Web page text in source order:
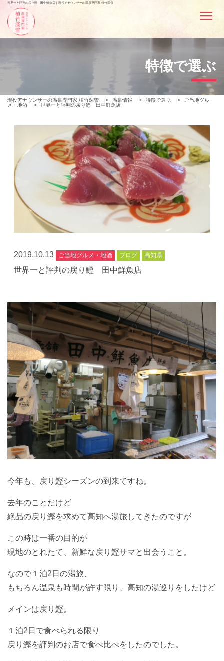
世界一と評判の戻り鰹 田中鮮魚店 | 現役アナウンサーの温泉専門家 植竹深雪
特徴で選ぶ
現役アナウンサーの温泉専門家 植竹深雪 > 温泉情報 > 特徴で選ぶ >
ご当地グル
メ・地酒
> 世界一と評判の戻り鰹 田中鮮魚店
2019.10.13 ご当地グルメ・地酒 ブログ 高知県
世界一と評判の戻り鰹 田中鮮魚店
今年も、戻り鰹シーズンの到来ですね。
去年のことだけど
絶品の戻り鰹を求めて高知へ湯旅してきたのですが
この時は一番の目的が
現地のとれたて、新鮮な戻り鰹サマと出会うこと。
なので１泊2日の湯旅、
もちろん温泉も時間が許す限り、高知の湯巡りをしたけど
メインは戻り鰹。
１泊2日で食べられる限り
戻り鰹を評判のお店で食べ比べをしたのでした。